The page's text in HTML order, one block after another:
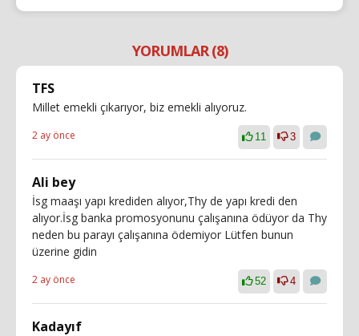
YORUMLAR (8)
TFS
Millet emekli çıkarıyor, biz emekli alıyoruz.
2 ay önce 11 3
Ali bey
İsg maaşı yapı krediden alıyor,Thy de yapı kredi den
alıyor.İsg banka promosyonunu çalışanına ödüyor da Thy
neden bu parayı çalışanına ödemiyor Lütfen bunun
üzerine gidin
2 ay önce 52 4
Kadayıf